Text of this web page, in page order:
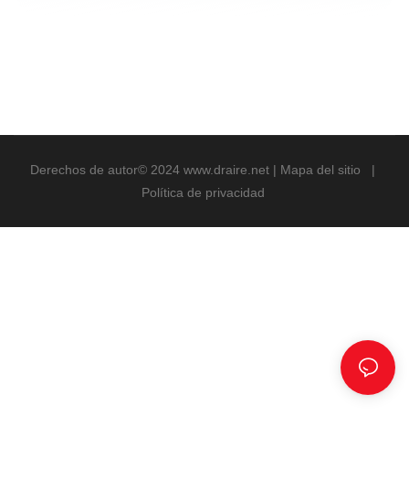
Derechos de autor© 2024 www.draire.net | Mapa del sitio
|
Política de privacidad